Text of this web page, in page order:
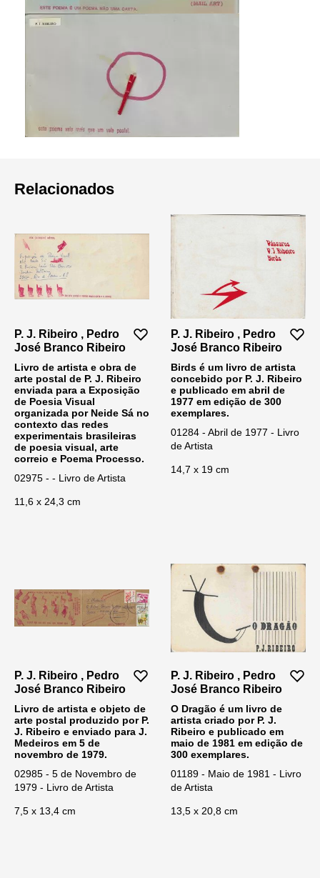
Relacionados
P. J. Ribeiro , Pedro
José Branco Ribeiro
Livro de artista e obra de
arte postal de P. J. Ribeiro
enviada para a Exposição
de Poesia Visual
organizada por Neide Sá no
contexto das redes
experimentais brasileiras
de poesia visual, arte
correio e Poema Processo.
02975 - - Livro de Artista
11,6 x 24,3 cm
P. J. Ribeiro , Pedro
José Branco Ribeiro
Birds é um livro de artista
concebido por P. J. Ribeiro
e publicado em abril de
1977 em edição de 300
exemplares.
01284 - Abril de 1977 - Livro
de Artista
14,7 x 19 cm
P. J. Ribeiro , Pedro
José Branco Ribeiro
Livro de artista e objeto de
arte postal produzido por P.
J. Ribeiro e enviado para J.
Medeiros em 5 de
novembro de 1979.
02985 - 5 de Novembro de
1979 - Livro de Artista
7,5 x 13,4 cm
P. J. Ribeiro , Pedro
José Branco Ribeiro
O Dragão é um livro de
artista criado por P. J.
Ribeiro e publicado em
maio de 1981 em edição de
300 exemplares.
01189 - Maio de 1981 - Livro
de Artista
13,5 x 20,8 cm